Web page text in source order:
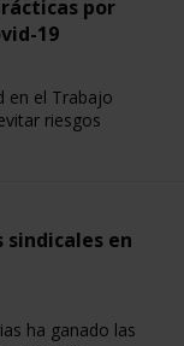
por
19
en el Trabajo
riesgos
sindicales en
ha ganado las